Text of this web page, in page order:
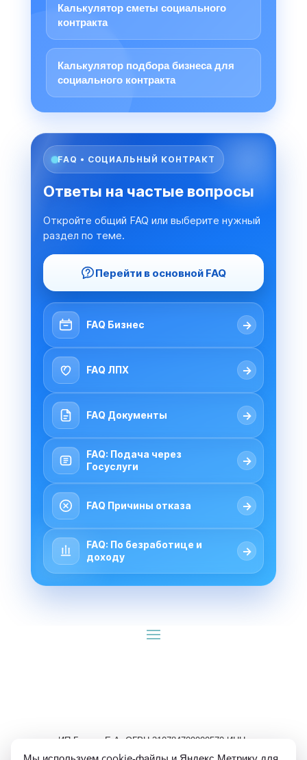
Калькулятор сметы социального
контракта
Калькулятор подбора бизнеса для
социального контракта
FAQ • СОЦИАЛЬНЫЙ КОНТРАКТ
Ответы на частые вопросы
Откройте общий FAQ или выберите нужный
раздел по теме.
Перейти в основной FAQ
FAQ Бизнес →
FAQ ЛПХ →
FAQ Документы →
FAQ: Подача через
Госуслуги
→
FAQ Причины отказа →
FAQ: По безработице и
доходу
→
ИП Гуляев Е.А. ОГРН 310784709900570 ИНН